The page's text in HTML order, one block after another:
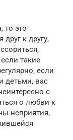
то это
к другу,
такие
если
детьми, вас
с
о любви к
неприятия,